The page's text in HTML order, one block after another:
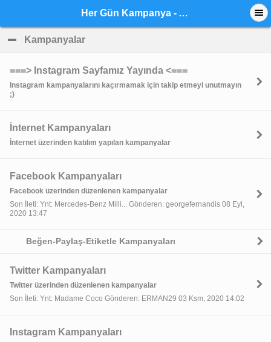
Her Gün Kampanya - Anasayfa
Kampanyalar
===> Instagram Sayfamız Yayında <===
Instagram kampanyalarını kaçırmamak için takip etmeyi unutmayın
;)
İnternet Kampanyaları
İnternet üzerinden katılım yapılan kampanyalar
Facebook Kampanyaları
Facebook üzerinden düzenlenen kampanyalar
Son İleti: Ynt: Mercedes-Benz Milli... Gönderen: georgefernandis 08 Eyl,
2020 13:47
Beğen-Paylaş-Etiketle Kampanyaları
Twitter Kampanyaları
Twitter üzerinden düzenlenen kampanyalar
Son İleti: Ynt: Madame Coco Gönderen: ERMAN29 03 Ksm, 2020 14:02
Instagram Kampanyaları